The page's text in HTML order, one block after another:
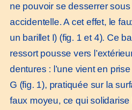
ne pouvoir se desserrer
accidentelle. A cet effet, le
un barillet I) (fig. 1 et 4). Ce
ressort pousse vers
dentures : l’une vient en
G (fig. 1), pratiquée sur la
faux moyeu, ce qui solidarise